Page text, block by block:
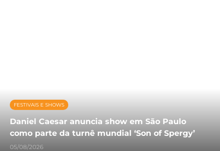
FESTIVAIS E SHOWS
Daniel Caesar anuncia show em São Paulo
como parte da turnê mundial ‘Son of Spergy’
05/08/2026